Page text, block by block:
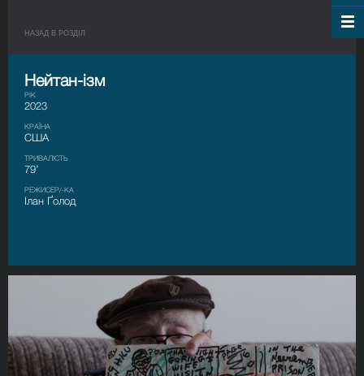
НАЗАД В РОЗДIЛ
Нейтан-ізм
РІК
2023
КРАЇНА
США
ТРИВАЛІСТЬ
79’
РЕЖИСЕР/-КА
Ілан Ґолод